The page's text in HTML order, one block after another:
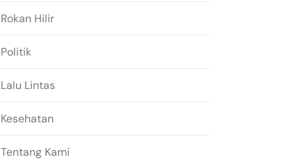
Rokan Hilir
Politik
Lalu Lintas
Kesehatan
Tentang Kami